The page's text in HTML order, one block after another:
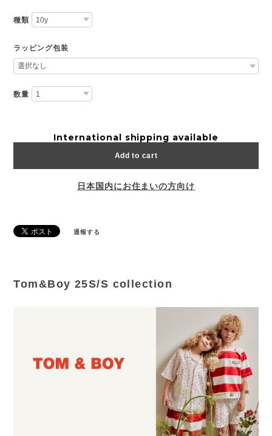
種類
ラッピング包装
数量
International shipping available
Add to cart
日本国内にお住まいの方向け
通報する
Tom&Boy 25S/S collection